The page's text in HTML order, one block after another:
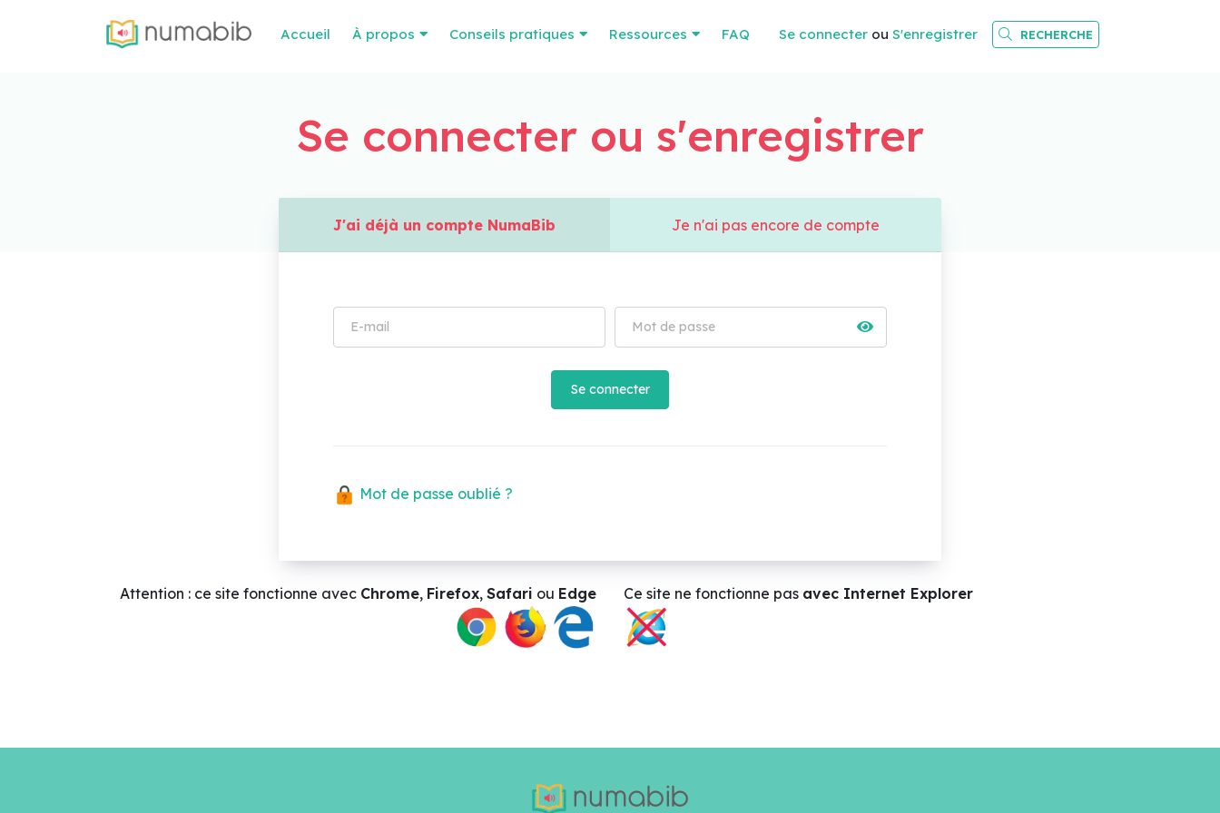
Accueil À propos Conseils pratiques Ressources FAQ Se connecter ou S'enregistrer RECHERCHE
Se connecter ou s'enregistrer
J'ai déjà un compte NumaBib Je n'ai pas encore de compte
Se connecter
Mot de passe oublié ?
Attention : ce site fonctionne avec Chrome, Firefox, Safari ou Edge Ce site ne fonctionne pas avec Internet Explorer